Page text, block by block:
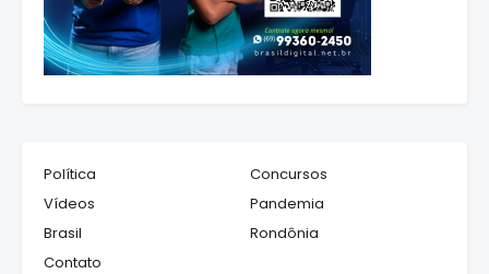
Política
Concursos
Vídeos
Pandemia
Brasil
Rondônia
Contato